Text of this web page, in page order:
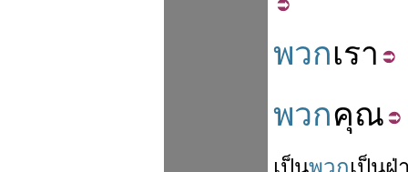
พวกเรา
พวกคุณ
เป็นพวกเป็นฝ่